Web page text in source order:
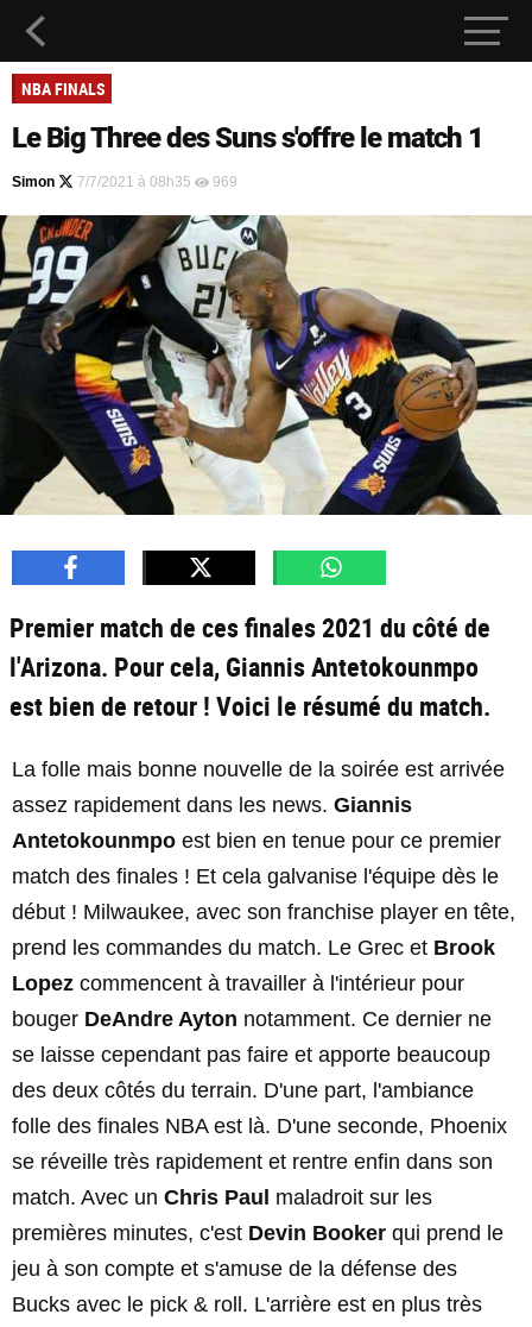
NBA FINALS
Le Big Three des Suns s'offre le match 1
Simon 7/7/2021 à 08h35 969
Premier match de ces finales 2021 du côté de
l'Arizona. Pour cela, Giannis Antetokounmpo
est bien de retour ! Voici le résumé du match.
La folle mais bonne nouvelle de la soirée est arrivée
assez rapidement dans les news. Giannis
Antetokounmpo est bien en tenue pour ce premier
match des finales ! Et cela galvanise l'équipe dès le
début ! Milwaukee, avec son franchise player en tête,
prend les commandes du match. Le Grec et Brook
Lopez commencent à travailler à l'intérieur pour
bouger DeAndre Ayton notamment. Ce dernier ne
se laisse cependant pas faire et apporte beaucoup
des deux côtés du terrain. D'une part, l'ambiance
folle des finales NBA est là. D'une seconde, Phoenix
se réveille très rapidement et rentre enfin dans son
match. Avec un Chris Paul maladroit sur les
premières minutes, c'est Devin Booker qui prend le
jeu à son compte et s'amuse de la défense des
Bucks avec le pick & roll. L'arrière est en plus très